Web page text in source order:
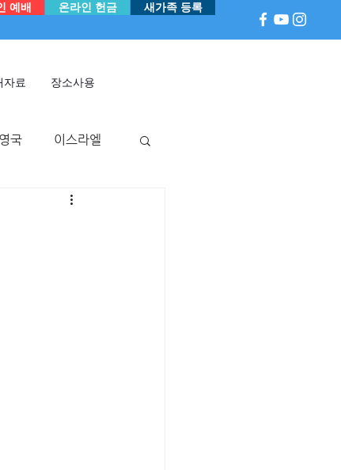
자료 장소사용
온라인 헌금 새가족 등록
예배
영국 이스라엘